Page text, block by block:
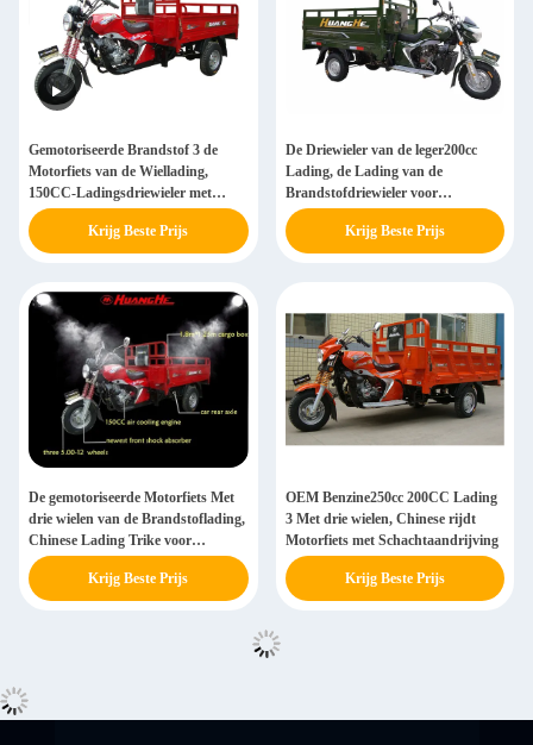
Gemotoriseerde Brandstof 3 de
Motorfiets van de Wiellading,
150CC-Ladingsdriewieler met
Glaskoplamp
Krijg Beste Prijs
De Driewieler van de leger200cc
Lading, de Lading van de
Brandstofdriewieler voor
Handelaars en Landbouwers
Krijg Beste Prijs
De gemotoriseerde Motorfiets Met
drie wielen van de Brandstoflading,
Chinese Lading Trike voor
Volwassenen 250cc
Krijg Beste Prijs
OEM Benzine250cc 200CC Lading
3 Met drie wielen, Chinese rijdt
Motorfiets met Schachtaandrijving
Krijg Beste Prijs